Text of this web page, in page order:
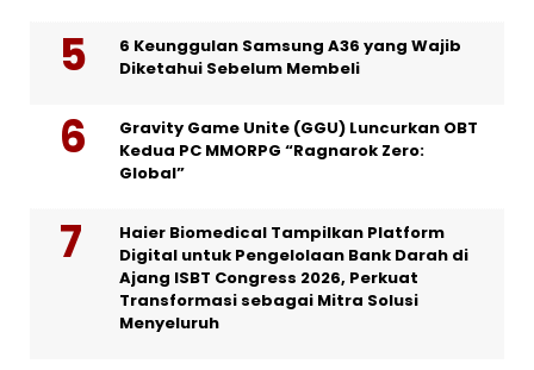
6 Keunggulan Samsung A36 yang Wajib
Diketahui Sebelum Membeli
Gravity Game Unite (GGU) Luncurkan OBT
Kedua PC MMORPG “Ragnarok Zero:
Global”
Haier Biomedical Tampilkan Platform
Digital untuk Pengelolaan Bank Darah di
Ajang ISBT Congress 2026, Perkuat
Transformasi sebagai Mitra Solusi
Menyeluruh